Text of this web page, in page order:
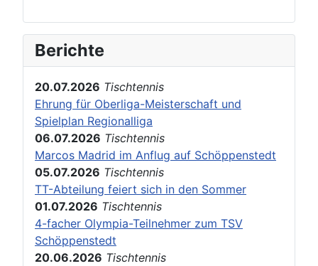
Berichte
20.07.2026 Tischtennis
Ehrung für Oberliga-Meisterschaft und
Spielplan Regionalliga
06.07.2026 Tischtennis
Marcos Madrid im Anflug auf Schöppenstedt
05.07.2026 Tischtennis
TT-Abteilung feiert sich in den Sommer
01.07.2026 Tischtennis
4-facher Olympia-Teilnehmer zum TSV
Schöppenstedt
20.06.2026 Tischtennis